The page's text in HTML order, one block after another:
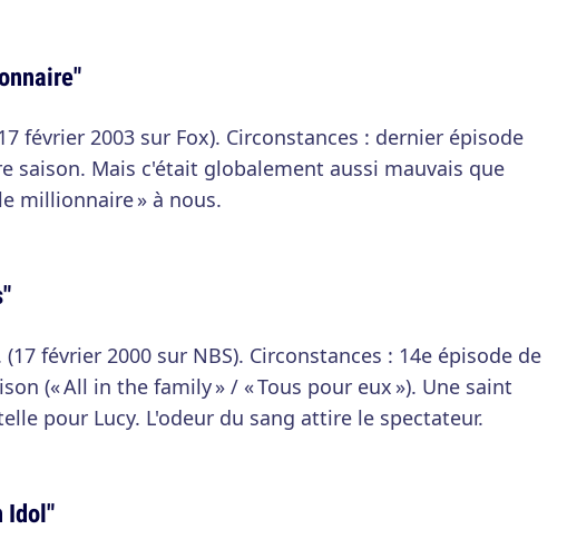
février 2003 sur Fox). Circonstances : dernier épisode
saison. Mais c'était globalement aussi mauvais que
millionnaire » à nous.
février 2000 sur NBS). Circonstances : 14e épisode de
(« All in the family » / « Tous pour eux »). Une saint
pour Lucy. L'odeur du sang attire le spectateur.
Idol"